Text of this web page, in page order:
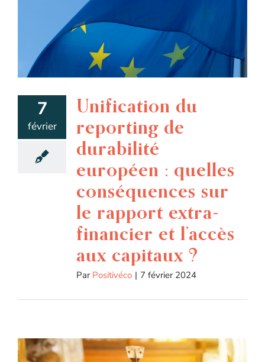
7
février
Unification du
reporting de
durabilité
européen : quelles
conséquences sur
le rapport extra-
financier et l’accès
aux capitaux ?
Par Positivéco | 7 février 2024